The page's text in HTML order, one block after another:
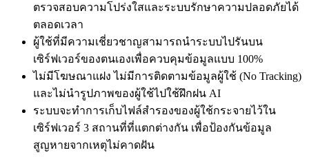
ตรวจสอบความโปร่งใสและระบบรักษาความปลอดภัยได้
ตลอดเวลา
ผู้ใช้ที่มีความเชี่ยวชาญสามารถนำระบบไปรันบน
เซิร์ฟเวอร์ของตนเองเพื่อควบคุมข้อมูลแบบ 100%
ไม่มีโฆษณาแฝง ไม่มีการติดตามข้อมูลผู้ใช้ (No Tracking)
และไม่นำรูปภาพของผู้ใช้ไปใช้ฝึกฝน AI
ระบบจะทำการเก็บไฟล์สำรองของผู้ใช้กระจายไว้ใน
เซิร์ฟเวอร์ 3 สถานที่ที่แตกต่างกัน เพื่อป้องกันข้อมูล
สูญหายจากเหตุไม่คาดฝัน